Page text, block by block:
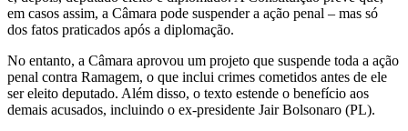
em casos assim, a Câmara pode suspender a ação penal – mas só
dos fatos praticados após a diplomação.
No entanto, a Câmara aprovou um projeto que suspende toda a ação
penal contra Ramagem, o que inclui crimes cometidos antes de ele
ser eleito deputado. Além disso, o texto estende o benefício aos
demais acusados, incluindo o ex-presidente Jair Bolsonaro (PL).